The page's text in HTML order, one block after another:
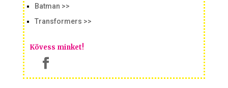
Batman >>
Transformers >>
Kövess minket!